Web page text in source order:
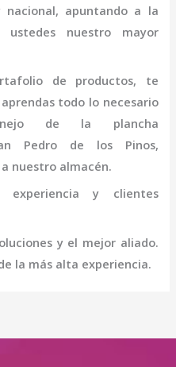
apuntando a la
nuestro mayor
de productos, te
todo lo necesario
de la plancha
Pedro de los Pinos,
nuestro almacén.
experiencia y clientes
y el mejor aliado.
la más alta experiencia.